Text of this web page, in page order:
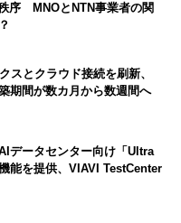
序 MNOとNTN事業者の関
スとクラウド接続を刷新、
期間が数カ月から数週間へ
データセンター向け「Ultra
能を提供、VIAVI TestCenter